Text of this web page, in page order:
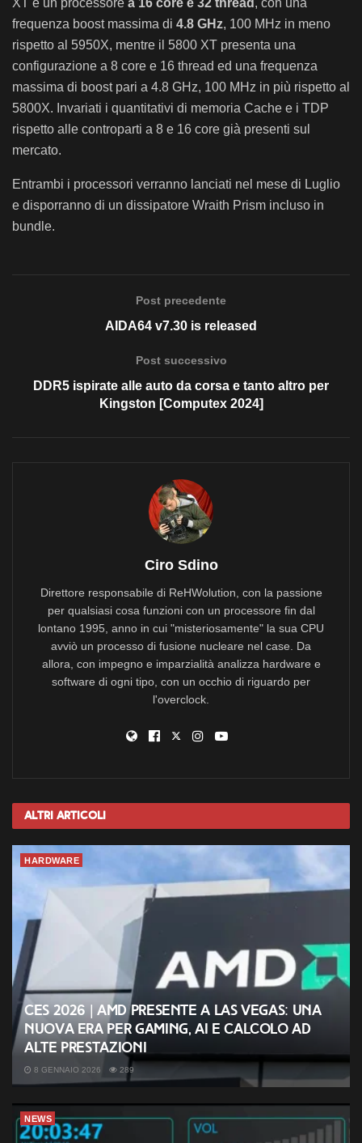
frequenza boost massima di 4.8 GHz, 100 MHz in meno
rispetto al 5950X, mentre il 5800 XT presenta una
configurazione a 8 core e 16 thread ed una frequenza
massima di boost pari a 4.8 GHz, 100 MHz in più rispetto al
5800X. Invariati i quantitativi di memoria Cache e i TDP
rispetto alle controparti a 8 e 16 core già presenti sul
mercato.
Entrambi i processori verranno lanciati nel mese di Luglio
e disporranno di un dissipatore Wraith Prism incluso in
bundle.
Post precedente
AIDA64 v7.30 is released
Post successivo
DDR5 ispirate alle auto da corsa e tanto altro per
Kingston [Computex 2024]
Ciro Sdino
Direttore responsabile di ReHWolution, con la passione
per qualsiasi cosa funzioni con un processore fin dal
lontano 1995, anno in cui "misteriosamente" la sua CPU
avviò un processo di fusione nucleare nel case. Da
allora, con impegno e imparzialità analizza hardware e
software di ogni tipo, con un occhio di riguardo per
l'overclock.
Altri Articoli
HARDWARE
CES 2026 | AMD presente a Las Vegas: una
nuova era per gaming, AI e calcolo ad
alte prestazioni
8 GENNAIO 2026 289
NEWS